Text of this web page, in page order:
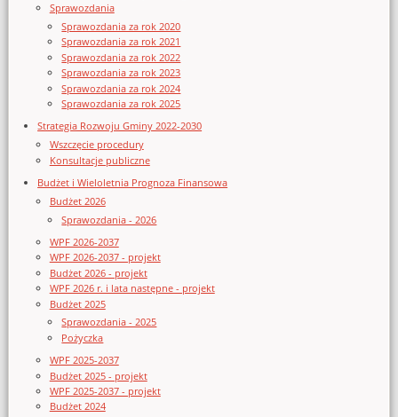
Sprawozdania
Sprawozdania za rok 2020
Sprawozdania za rok 2021
Sprawozdania za rok 2022
Sprawozdania za rok 2023
Sprawozdania za rok 2024
Sprawozdania za rok 2025
Strategia Rozwoju Gminy 2022-2030
Wszczęcie procedury
Konsultacje publiczne
Budżet i Wieloletnia Prognoza Finansowa
Budżet 2026
Sprawozdania - 2026
WPF 2026-2037
WPF 2026-2037 - projekt
Budżet 2026 - projekt
WPF 2026 r. i lata następne - projekt
Budżet 2025
Sprawozdania - 2025
Pożyczka
WPF 2025-2037
Budżet 2025 - projekt
WPF 2025-2037 - projekt
Budżet 2024